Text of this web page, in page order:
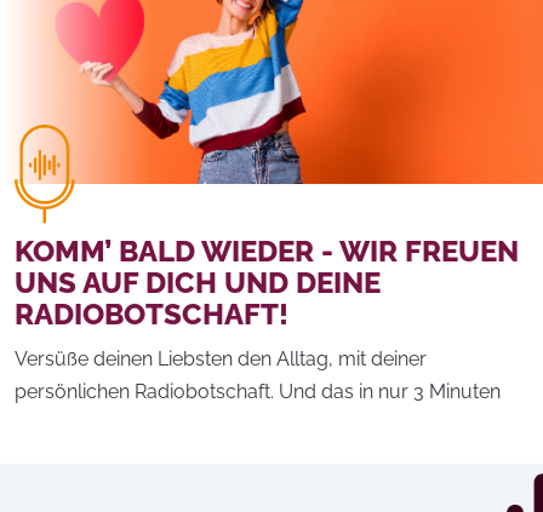
KOMM’ BALD WIEDER - WIR FREUEN
UNS AUF DICH UND DEINE
RADIOBOTSCHAFT!
Versüße deinen Liebsten den Alltag, mit deiner
persönlichen Radiobotschaft. Und das in nur 3 Minuten